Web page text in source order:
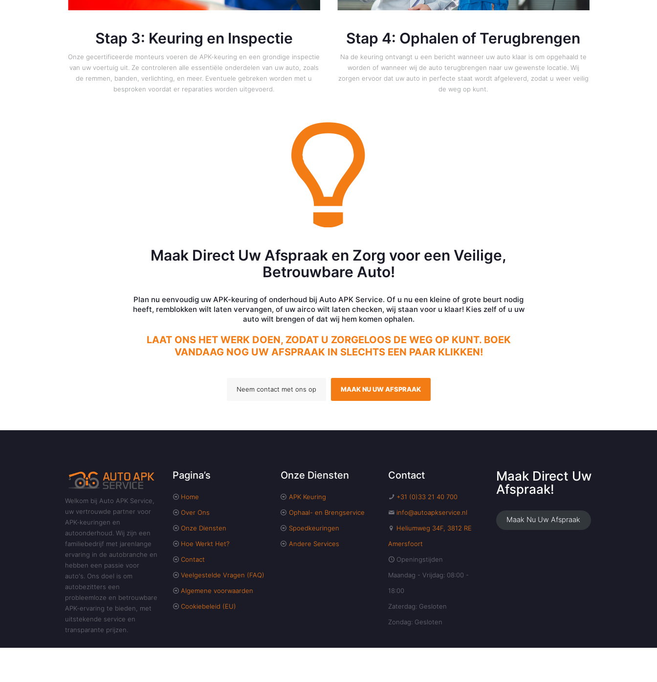
Stap 3: Keuring en Inspectie
Onze gecertificeerde monteurs voeren de APK-keuring en een grondige inspectie
van uw voertuig uit. Ze controleren alle essentiële onderdelen van uw auto, zoals
de remmen, banden, verlichting, en meer. Eventuele gebreken worden met u
besproken voordat er reparaties worden uitgevoerd.
Stap 4: Ophalen of Terugbrengen
Na de keuring ontvangt u een bericht wanneer uw auto klaar is om opgehaald te
worden of wanneer wij de auto terugbrengen naar uw gewenste locatie. Wij
zorgen ervoor dat uw auto in perfecte staat wordt afgeleverd, zodat u weer veilig
de weg op kunt.
Maak Direct Uw Afspraak en Zorg voor een Veilige,
Betrouwbare Auto!
Plan nu eenvoudig uw APK-keuring of onderhoud bij Auto APK Service. Of u nu een kleine of grote beurt nodig
heeft, remblokken wilt laten vervangen, of uw airco wilt laten checken, wij staan voor u klaar! Kies zelf of u uw
auto wilt brengen of dat wij hem komen ophalen.
LAAT ONS HET WERK DOEN, ZODAT U ZORGELOOS DE WEG OP KUNT. BOEK
VANDAAG NOG UW AFSPRAAK IN SLECHTS EEN PAAR KLIKKEN!
Neem contact met ons op MAAK NU UW AFSPRAAK
Welkom bij Auto APK Service,
uw vertrouwde partner voor
APK-keuringen en
autoonderhoud. Wij zijn een
familiebedrijf met jarenlange
ervaring in de autobranche en
hebben een passie voor
auto's. Ons doel is om
autobezitters een
probleemloze en betrouwbare
APK-ervaring te bieden, met
uitstekende service en
transparante prijzen.
Pagina’s
Home
Over Ons
Onze Diensten
Hoe Werkt Het?
Contact
Veelgestelde Vragen (FAQ)
Algemene voorwaarden
Cookiebeleid (EU)
Onze Diensten
APK Keuring
Ophaal- en Brengservice
Spoedkeuringen
Andere Services
Contact
+31 (0)33 21 40 700
info@autoapkservice.nl
Heliumweg 34F, 3812 RE
Amersfoort
Openingstijden
Maandag - Vrijdag: 08:00 -
18:00
Zaterdag: Gesloten
Zondag: Gesloten
Maak Direct Uw
Afspraak!
Maak Nu Uw Afspraak